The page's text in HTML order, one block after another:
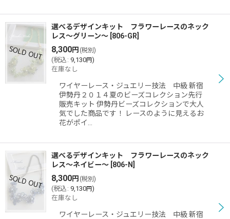
選べるデザインキット フラワーレースのネック
レス〜グリーン〜 806-GR
8,300円 (税別)
(税込 : 9,130円)
在庫なし
ワイヤーレース・ジュエリー技法 中級 新宿
伊勢丹２０１４夏のビーズコレクション先行
販売キット 伊勢丹ビーズコレクションで大人
気でした商品です！ レースのように見えるお
花がポイ…
選べるデザインキット フラワーレースのネック
レス〜ネイビー〜 806-N
8,300円 (税別)
(税込 : 9,130円)
在庫なし
ワイヤーレース・ジュエリー技法 中級 新宿